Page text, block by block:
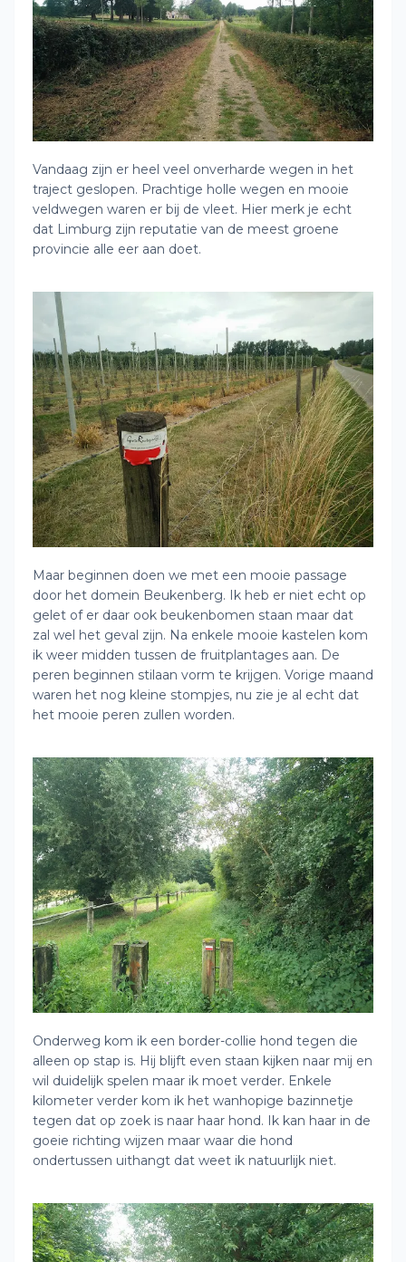
Vandaag zijn er heel veel onverharde wegen in het
traject geslopen. Prachtige holle wegen en mooie
veldwegen waren er bij de vleet. Hier merk je echt
dat Limburg zijn reputatie van de meest groene
provincie alle eer aan doet.
Maar beginnen doen we met een mooie passage
door het domein Beukenberg. Ik heb er niet echt op
gelet of er daar ook beukenbomen staan maar dat
zal wel het geval zijn. Na enkele mooie kastelen kom
ik weer midden tussen de fruitplantages aan. De
peren beginnen stilaan vorm te krijgen. Vorige maand
waren het nog kleine stompjes, nu zie je al echt dat
het mooie peren zullen worden.
Onderweg kom ik een border-collie hond tegen die
alleen op stap is. Hij blijft even staan kijken naar mij en
wil duidelijk spelen maar ik moet verder. Enkele
kilometer verder kom ik het wanhopige bazinnetje
tegen dat op zoek is naar haar hond. Ik kan haar in de
goeie richting wijzen maar waar die hond
ondertussen uithangt dat weet ik natuurlijk niet.